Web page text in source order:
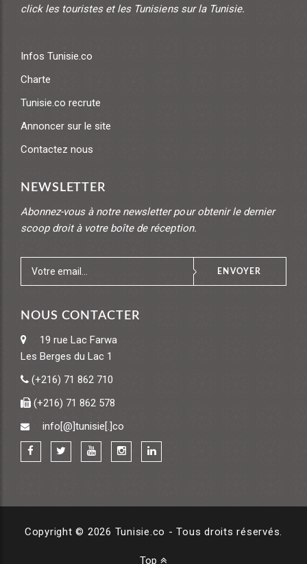
click les touristes et les Tunisiens sur la Tunisie.
Infos Tunisie.co
Charte
Tunisie.co recrute
Annoncer sur le site
Contactez nous
NEWSLETTER
Abonnez-vous à notre newsletter pour obtenir le dernier
scoop droit à votre boîte de réception.
ENVOYER
NOUS CONTACTER
19 rue Lac Farwa
Les Berges du Lac 1
(+216) 71 862 710
(+216) 71 862 578
info[@]tunisie[.]co
Copyright © 2026 Tunisie.co - Tous droits réservés.
Top